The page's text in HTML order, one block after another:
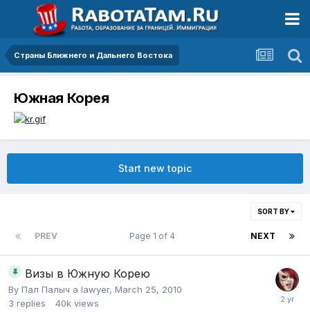
Страны Ближнего и Дальнего Востока
Южная Корея
Start new topic
SORT BY
PREV NEXT
Page 1 of 4
Визы в Южную Корею
By Пал Палыч a lawyer, March 25, 2010
3 replies 40k views